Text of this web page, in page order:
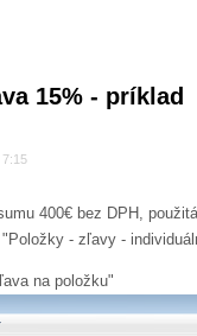
15% - príklad
7:15
400€ bez DPH,
- zľavy -
na položku"